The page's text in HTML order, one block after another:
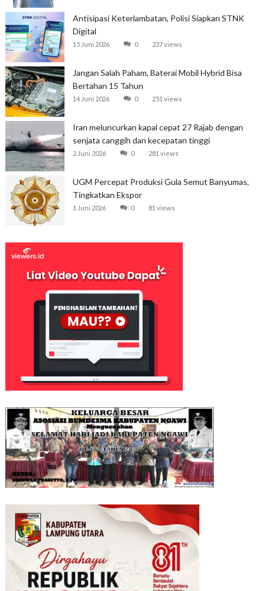
Antisipasi Keterlambatan, Polisi Siapkan STNK
Digital
15 Juni 2026 0 237 views
Jangan Salah Paham, Baterai Mobil Hybrid Bisa
Bertahan 15 Tahun
14 Juni 2026 0 251 views
Iran meluncurkan kapal cepat 27 Rajab dengan
senjata canggih dan kecepatan tinggi
2 Juni 2026 0 281 views
UGM Percepat Produksi Gula Semut Banyumas,
Tingkatkan Ekspor
1 Juni 2026 0 81 views